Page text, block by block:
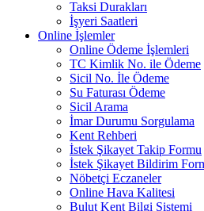
Taksi Durakları
İşyeri Saatleri
Online İşlemler
Online Ödeme İşlemleri
TC Kimlik No. ile Ödeme
Sicil No. İle Ödeme
Su Faturası Ödeme
Sicil Arama
İmar Durumu Sorgulama
Kent Rehberi
İstek Şikayet Takip Formu
İstek Şikayet Bildirim
Nöbetçi Eczaneler
Online Hava Kalitesi
Bulut Kent Bilgi Sistemi